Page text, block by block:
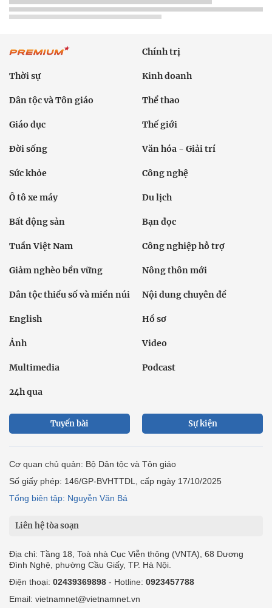
Chính trị
Thời sự Kinh doanh
Dân tộc và Tôn giáo Thể thao
Giáo dục Thế giới
Đời sống Văn hóa - Giải trí
Sức khỏe Công nghệ
Ô tô xe máy Du lịch
Bất động sản Bạn đọc
Tuần Việt Nam Công nghiệp hỗ trợ
Giảm nghèo bền vững Nông thôn mới
Dân tộc thiểu số và miền núi Nội dung chuyên đề
English Hồ sơ
Ảnh Video
Multimedia Podcast
24h qua
Tuyến bài Sự kiện
Cơ quan chủ quản: Bộ Dân tộc và Tôn giáo
Số giấy phép: 146/GP-BVHTTDL, cấp ngày 17/10/2025
Tổng biên tập: Nguyễn Văn Bá
Liên hệ tòa soạn
Địa chỉ: Tầng 18, Toà nhà Cục Viễn thông (VNTA), 68 Dương
Đình Nghệ, phường Cầu Giấy, TP. Hà Nội.
Điện thoại: 02439369898 - Hotline: 0923457788
Email: vietnamnet@vietnamnet.vn